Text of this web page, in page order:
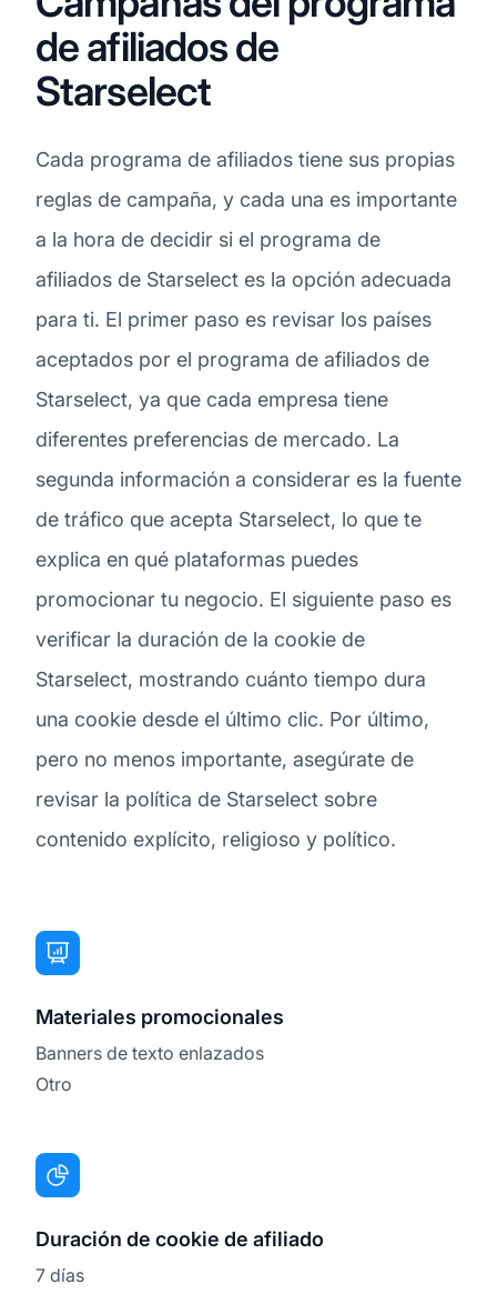
de afiliados de
Starselect
Cada programa de afiliados tiene sus propias
reglas de campaña, y cada una es importante
a la hora de decidir si el programa de
afiliados de Starselect es la opción adecuada
para ti. El primer paso es revisar los países
aceptados por el programa de afiliados de
Starselect, ya que cada empresa tiene
diferentes preferencias de mercado. La
segunda información a considerar es la fuente
de tráfico que acepta Starselect, lo que te
explica en qué plataformas puedes
promocionar tu negocio. El siguiente paso es
verificar la duración de la cookie de
Starselect, mostrando cuánto tiempo dura
una cookie desde el último clic. Por último,
pero no menos importante, asegúrate de
revisar la política de Starselect sobre
contenido explícito, religioso y político.
Materiales promocionales
Banners de texto enlazados
Otro
Duración de cookie de afiliado
7 días